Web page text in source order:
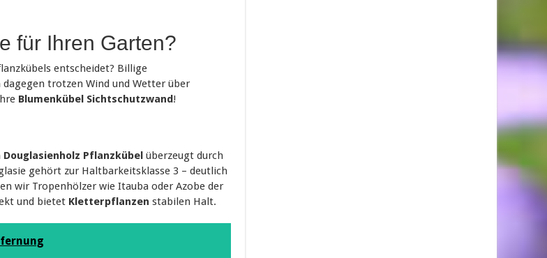
für Ihren Garten?
entscheidet? Billige
trotzen Wind und Wetter über
Blumenkübel Sichtschutzwand!
Douglasienholz Pflanzkübel überzeugt durch
gehört zur Haltbarkeitsklasse 3 – deutlich
wir Tropenhölzer wie Itauba oder Azobe der
und bietet Kletterpflanzen stabilen Halt.